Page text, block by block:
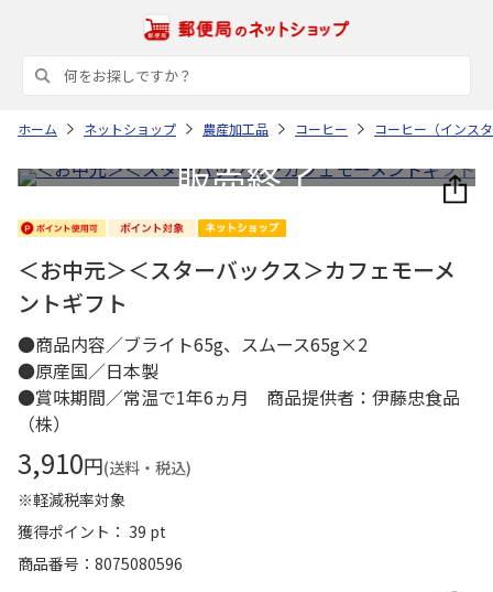
ホーム ネットショップ 農産加工品 コーヒー コーヒー（インス
＜お中元＞＜スターバックス＞カフェモーメ
ントギフト
●商品内容／ブライト65g、スムース65g×2
●原産国／日本製
●賞味期間／常温で1年6ヵ月 商品提供者：伊藤忠食品
（株）
3,910円(送料・税込)
※軽減税率対象
獲得ポイント： 39 pt
商品番号
8075080596